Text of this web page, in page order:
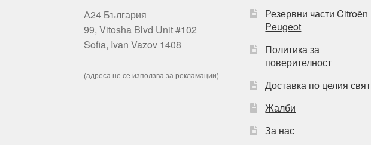
А24 България
99, Vitosha Blvd Unit #102
Sofia, Ivan Vazov 1408
(адреса не се използва за рекламации)
Резервни части Citroën
Peugeot
Политика за
поверителност
Доставка по целия свят
Жалби
За нас